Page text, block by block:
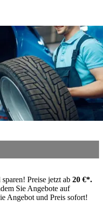
Preise jetzt ab 20 €*.
Sie Angebote auf
Angebot und Preis sofort!